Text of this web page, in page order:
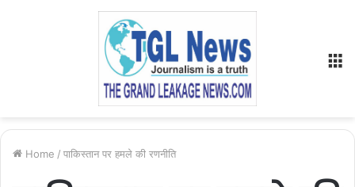
Home / पाकिस्तान पर हमले की रणनीति